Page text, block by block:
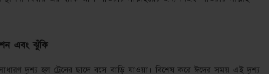
এবং ঝুঁকি
দৃশ্য হল ট্রেনের ছাদে বসে বাড়ি যাওয়া। বিশেষ করে ঈদের সময় এই দৃশ্য